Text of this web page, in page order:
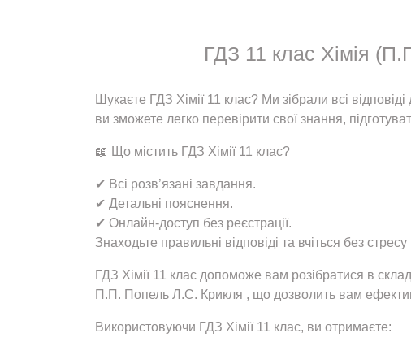
ГДЗ 11 клас Хімія
Шукаєте ГДЗ Хімії 11 клас? Ми зібрали всі
ви зможете легко перевірити свої знання,
📖 Що містить ГДЗ Хімії 11 клас?
✔ Всі розв’язані завдання.
✔ Детальні пояснення.
✔ Онлайн-доступ без реєстрації.
Знаходьте правильні відповіді та вчіться без
ГДЗ Хімії 11 клас допоможе вам розібратися в
П.П. Попель Л.С. Крикля , що дозволить вам
Використовуючи ГДЗ Хімії 11 клас, ви отримаєте: